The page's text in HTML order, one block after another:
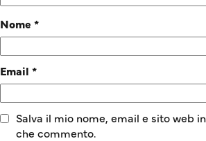
Nome *
Email *
Salva il mio nome, email e sito web
che commento.